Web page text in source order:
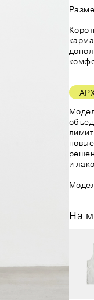
и
На